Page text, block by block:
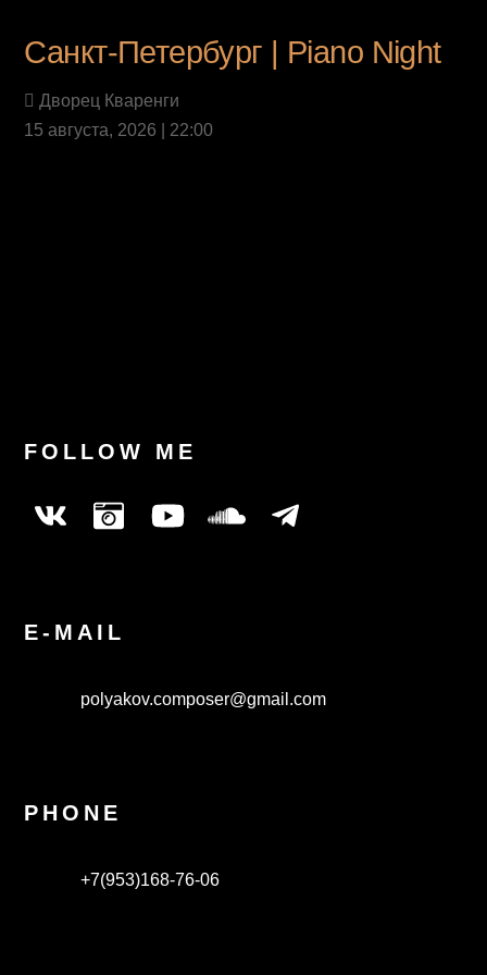
Санкт-Петербург | Piano Night
Дворец Кваренги
15 августа, 2026 | 22:00
FOLLOW ME
E-MAIL
polyakov.composer@gmail.com
PHONE
+7(953)168-76-06